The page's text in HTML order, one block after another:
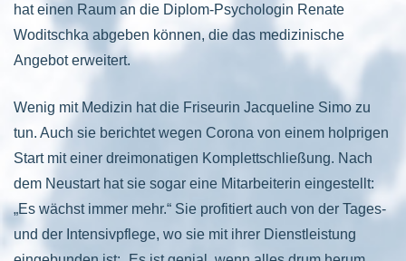
hat einen Raum an die Diplom-Psychologin Renate
Woditschka abgeben können, die das medizinische
Angebot erweitert.
Wenig mit Medizin hat die Friseurin Jacqueline Simo zu
tun. Auch sie berichtet wegen Corona von einem holprigen
Start mit einer dreimonatigen Komplettschließung. Nach
dem Neustart hat sie sogar eine Mitarbeiterin eingestellt:
„Es wächst immer mehr.“ Sie profitiert auch von der Tages-
und der Intensivpflege, wo sie mit ihrer Dienstleistung